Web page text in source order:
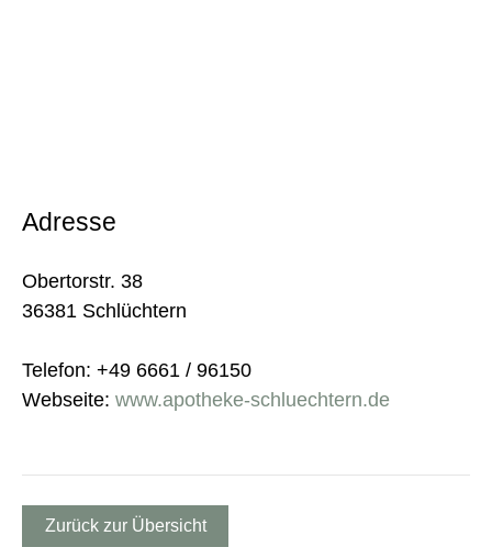
Adresse
Obertorstr. 38
36381 Schlüchtern
Telefon: +49 6661 / 96150
Webseite: www.apotheke-schluechtern.de
Zurück zur Übersicht